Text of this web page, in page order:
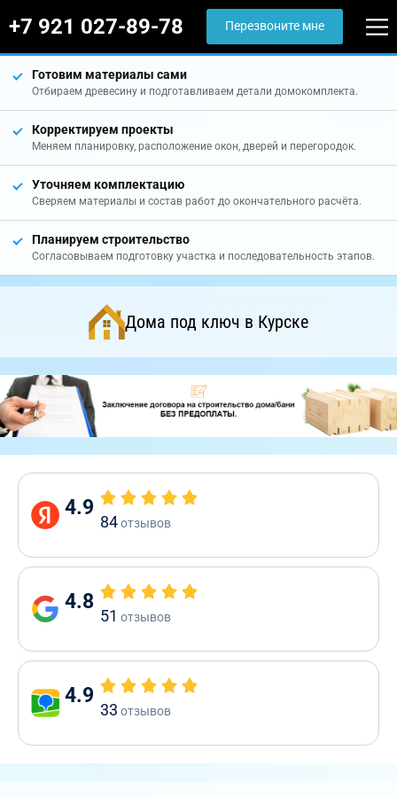
+7 921 027-89-78 Перезвоните мне
Готовим материалы сами
Отбираем древесину и подготавливаем детали домокомплекта.
Корректируем проекты
Меняем планировку, расположение окон, дверей и перегородок.
Уточняем комплектацию
Сверяем материалы и состав работ до окончательного расчёта.
Планируем строительство
Согласовываем подготовку участка и последовательность этапов.
Дома под ключ в Курске
4.9
84отзывов
4.8
51 отзывов
4.9
33 отзывов